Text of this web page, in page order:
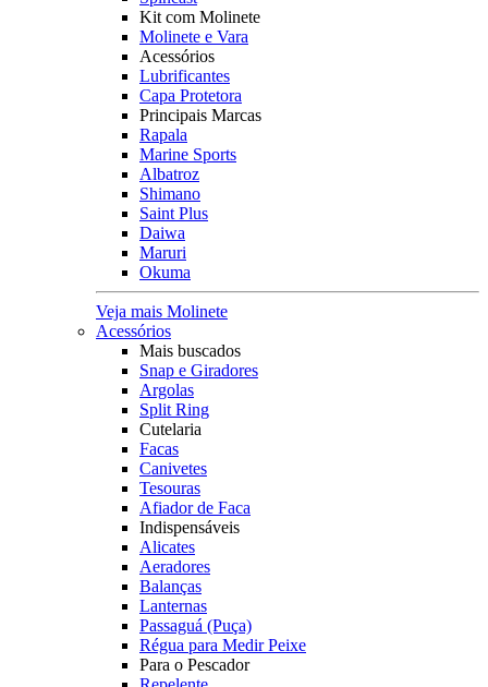
Kit com Molinete
Molinete e Vara
Acessórios
Lubrificantes
Capa Protetora
Principais Marcas
Rapala
Marine Sports
Albatroz
Shimano
Saint Plus
Daiwa
Maruri
Okuma
Veja mais Molinete
Acessórios
Mais buscados
Snap e Giradores
Argolas
Split Ring
Cutelaria
Facas
Canivetes
Tesouras
Afiador de Faca
Indispensáveis
Alicates
Aeradores
Balanças
Lanternas
Passaguá (Puça)
Régua para Medir Peixe
Para o Pescador